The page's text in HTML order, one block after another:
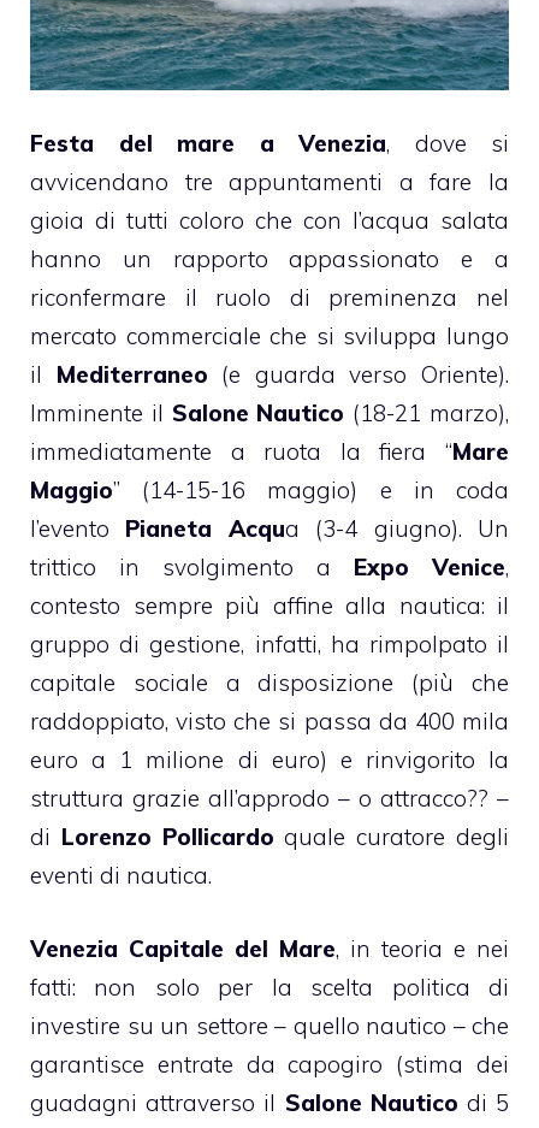
Festa del mare a Venezia, dove si
avvicendano tre appuntamenti a fare la
gioia di tutti coloro che con l’acqua salata
hanno un rapporto appassionato e a
riconfermare il ruolo di preminenza nel
mercato commerciale che si sviluppa lungo
il Mediterraneo (e guarda verso Oriente).
Imminente il Salone Nautico (18-21 marzo),
immediatamente a ruota la fiera “Mare
Maggio” (14-15-16 maggio) e in coda
l’evento Pianeta Acqua (3-4 giugno). Un
trittico in svolgimento a Expo Venice,
contesto sempre più affine alla nautica: il
gruppo di gestione, infatti, ha rimpolpato il
capitale sociale a disposizione (più che
raddoppiato, visto che si passa da 400 mila
euro a 1 milione di euro) e rinvigorito la
struttura grazie all’approdo – o attracco?? –
di Lorenzo Pollicardoquale curatore degli
eventi di nautica.
Venezia Capitale del Mare, in teoria e nei
fatti: non solo per la scelta politica di
investire su un settore – quello nautico – che
garantisce entrate da capogiro (stima dei
guadagni attraverso il Salone Nautico di 5